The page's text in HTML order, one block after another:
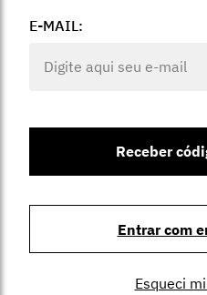
E-MAIL:
Receber
Entrar com
Esqueci